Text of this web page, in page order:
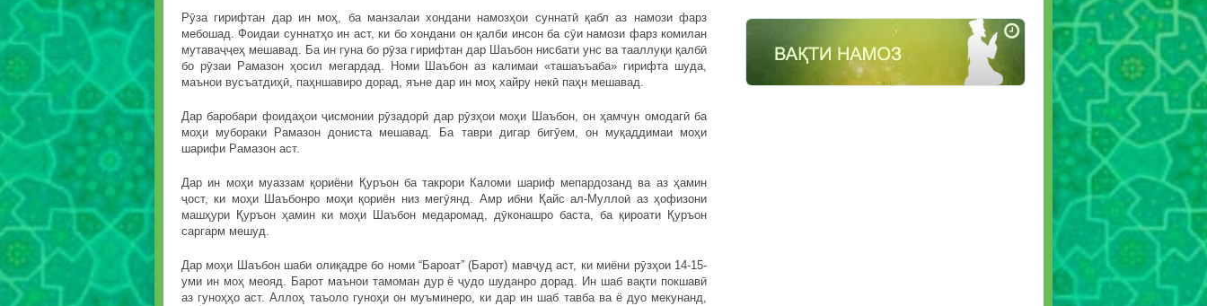
Рӯза гирифтан дар ин моҳ, ба манзалаи хондани намозҳои суннатӣ қабл аз намози фарз
мебошад. Фоидаи суннатҳо ин аст, ки бо хондани он қалби инсон ба сӯи намози фарз комилан
мутаваҷҷеҳ мешавад. Ба ин гуна бо рӯза гирифтан дар Шаъбон нисбати унс ва тааллуқи қалбӣ
бо рӯзаи Рамазон ҳосил мегардад. Номи Шаъбон аз калимаи «ташаъъаба» гирифта шуда,
маънои вусъатдиҳӣ, паҳншавиро дорад, яъне дар ин моҳ хайру некӣ паҳн мешавад.
Дар баробари фоидаҳои ҷисмонии рӯзадорӣ дар рӯзҳои моҳи Шаъбон, он ҳамчун омодагӣ ба
моҳи мубораки Рамазон дониста мешавад. Ба таври дигар бигӯем, он муқаддимаи моҳи
шарифи Рамазон аст.
Дар ин моҳи муаззам қориёни Қуръон ба такрори Каломи шариф мепардозанд ва аз ҳамин
ҷост, ки моҳи Шаъбонро моҳи қориён низ мегӯянд. Амр ибни Қайс ал-Муллоӣ аз ҳофизони
машҳури Қуръон ҳамин ки моҳи Шаъбон медаромад, дӯконашро баста, ба қироати Қуръон
саргарм мешуд.
Дар моҳи Шаъбон шаби олиқадре бо номи “Бароат” (Барот) мавҷуд аст, ки миёни рӯзҳои 14-15-
уми ин моҳ меояд. Барот маънои тамоман дур ё ҷудо шуданро дорад. Ин шаб вақти покшавӣ
аз гуноҳҳо аст. Аллоҳ таъоло гуноҳи он муъминеро, ки дар ин шаб тавба ва ё дуо мекунанд,